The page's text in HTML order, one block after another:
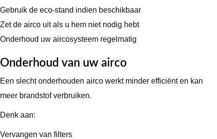
Gebruik de eco-stand indien beschikbaar
Zet de airco uit als u hem niet nodig hebt
Onderhoud uw aircosysteem regelmatig
Onderhoud van uw airco
Een slecht onderhouden airco werkt minder efficiënt en kan
meer brandstof verbruiken.
Denk aan:
Vervangen van filters